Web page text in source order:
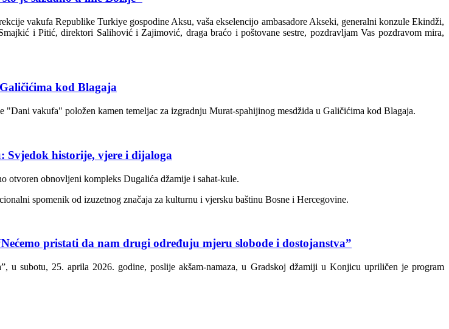
vakufa Republike Turkiye gospodine Aksu, vaša ekselencijo ambasadore Akseki, generalni konzule Ekindži,
i Pitić, direktori Salihović i Zajimović, draga braćo i poštovane sestre, pozdravljam Vas pozdravom mira,
kod Blagaja
vakufa" položen kamen temeljac za izgradnju Murat-spahijinog mesdžida u Galičićima kod Blagaja.
Svjedok historije, vjere i dijaloga
otvoren obnovljeni kompleks Dugalića džamije i sahat-kule.
spomenik od izuzetnog značaja za kulturnu i vjersku baštinu Bosne i Hercegovine.
pristati da nam drugi određuju mjeru slobode i dostojanstva”
u subotu, 25. aprila 2026. godine, poslije akšam-namaza, u Gradskoj džamiji u Konjicu upriličen je program